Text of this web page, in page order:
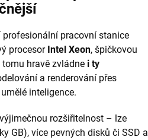
profesionální pracovní stanice
procesor Intel Xeon, špičkovou
hravě zvládne i ty
a renderování přes
inteligence.
rozšiřitelnost – lze
GB), více pevných disků či SSD a